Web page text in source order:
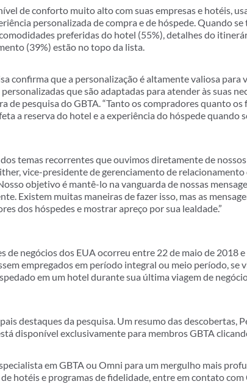
de conforto muito alto com suas empresas e hotéis,
personalizada de compra e de hóspede. Quando
preferidas do hotel (55%), detalhes do
(39%) estão no topo da lista.
confirma que a personalização é altamente valiosa para
que são adaptadas para atender às suas
de pesquisa do GBTA. “Tanto os compradores quanto
a reserva do hotel e a experiência do hóspede quando
temas recorrentes que ouvimos diretamente de
vice-presidente de gerenciamento de
objetivo é mantê-lo na vanguarda de nossas
Existem muitas maneiras de fazer isso, mas as
dos hóspedes e mostrar apreço por sua lealdade.”
de negócios dos EUA ocorreu entre 22 de maio de 2018
empregados em período integral ou meio período, se
em um hotel durante sua última viagem de
destaques da pesquisa. Um resumo das descobertas,
disponível exclusivamente para membros GBTA
em GBTA ou Omni para um mergulho mais
hotéis e programas de fidelidade, entre em contato com